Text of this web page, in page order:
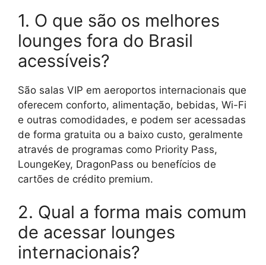
1. O que são os melhores
lounges fora do Brasil
acessíveis?
São salas VIP em aeroportos internacionais que
oferecem conforto, alimentação, bebidas, Wi-Fi
e outras comodidades, e podem ser acessadas
de forma gratuita ou a baixo custo, geralmente
através de programas como Priority Pass,
LoungeKey, DragonPass ou benefícios de
cartões de crédito premium.
2. Qual a forma mais comum
de acessar lounges
internacionais?